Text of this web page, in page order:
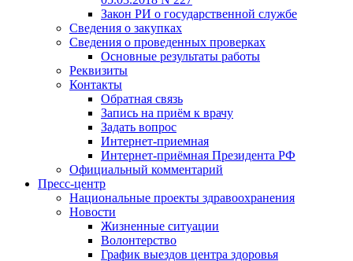
Закон РИ о государственной службе
Сведения о закупках
Сведения о проведенных проверках
Основные результаты работы
Реквизиты
Контакты
Обратная связь
Запись на приём к врачу
Задать вопрос
Интернет-приемная
Интернет-приёмная Президента РФ
Официальный комментарий
Пресс-центр
Национальные проекты здравоохранения
Новости
Жизненные ситуации
Волонтерство
График выездов центра здоровья